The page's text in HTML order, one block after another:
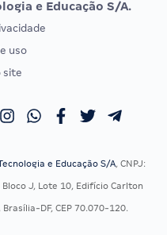
Vunesp
EXAME DE ORDEM
Calendário OAB
e Educação S/A.
uso
site
e Educação S/A, CNPJ:
J, Lote 10, Edifício Carlton
Brasília-DF, CEP 70.070-120.